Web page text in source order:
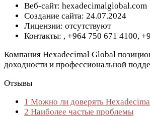
Веб-сайт: hexadecimalglobal.com
Создание сайта: 24.07.2024
Лицензии: отсутствуют
Контакты: , +964 750 671 4100,
Компания Hexadecimal Global
доходности и профессиональной
Отзывы
1 Можно ли доверять
2 Наиболее частые проблемы